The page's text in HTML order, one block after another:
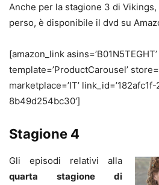
Anche per la stagione 3 di
perso, è disponibile il dvd su
[amazon_link asins=’B01N5TEGHT’
template=’ProductCarousel’
marketplace=’IT’
8b49d254bc30′]
Stagione 4
Gli episodi relativi alla
quarta stagione di